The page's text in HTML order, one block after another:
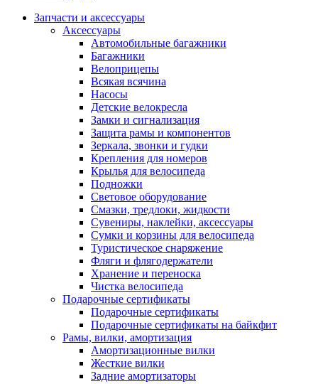
Запчасти и аксессуары
Аксессуары
Автомобильные багажники
Багажники
Велоприцепы
Всякая всячина
Насосы
Детские велокресла
Замки и сигнализация
Защита рамы и компонентов
Зеркала, звонки и гудки
Крепления для номеров
Крылья для велосипеда
Подножки
Световое оборудование
Смазки, тредлоки, жидкости
Сувениры, наклейки, аксессуары
Сумки и корзины для велосипеда
Туристическое снаряжение
Фляги и флягодержатели
Хранение и переноска
Чистка велосипеда
Подарочные сертификаты
Подарочные сертификаты
Подарочные сертификаты на байкфит
Рамы, вилки, амортизация
Амортизационные вилки
Жесткие вилки
Задние амортизаторы